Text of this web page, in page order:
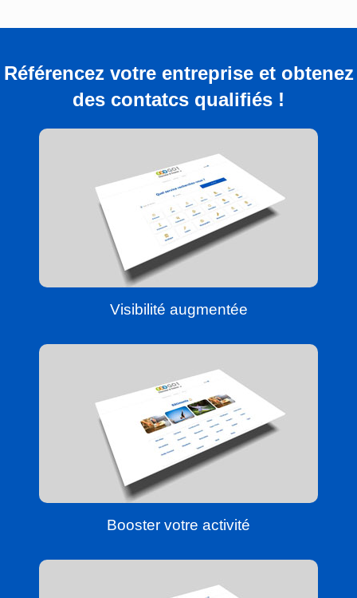
Référencez votre entreprise et obtenez
des contatcs qualifiés !
Visibilité augmentée
Booster votre activité